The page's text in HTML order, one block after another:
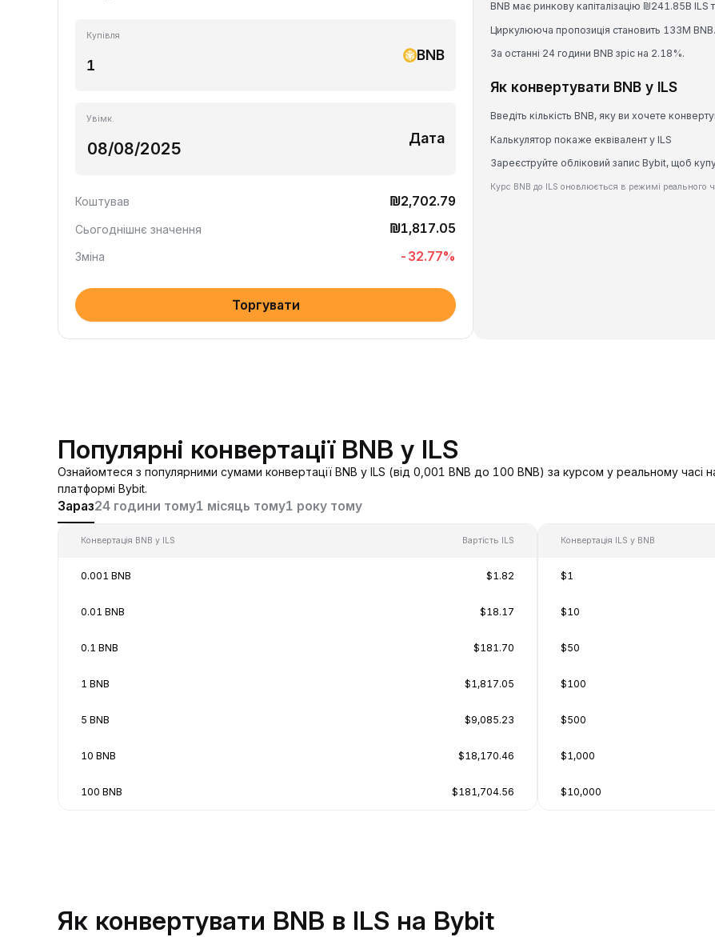
Купівля
BNB
Увімк.
Дата
Коштував ₪2,702.79
Сьогоднішнє значення ₪1,817.05
Зміна -32.77%
Торгувати
BNB має ринкову капіталізацію ₪241.85B
Циркулююча пропозиція становить 133M BNB.
За останні 24 години BNB зріс на 2.18%.
Як конвертувати BNB у ILS
Введіть кількість BNB, яку ви хочете
Калькулятор покаже еквівалент у ILS
Зареєструйте обліковий запис Bybit, щоб
Курс BNB до ILS оновлюється в режимі реального
Популярні конвертації BNB у ILS
Ознайомтеся з популярними сумами конвертації BNB у ILS (від 0,001 BNB до 100 BNB) за курсом у реальному часі
платформі Bybit.
Зараз24 години тому1 місяць тому1 року тому
Конвертація BNB у ILS Вартість ILS
0.001 BNB $1.82
0.01 BNB $18.17
0.1 BNB $181.70
1 BNB $1,817.05
5 BNB $9,085.23
10 BNB $18,170.46
100 BNB $181,704.56
Конвертація ILS у BNB
$1
$10
$50
$100
$500
$1,000
$10,000
Як конвертувати BNB в ILS на Bybit